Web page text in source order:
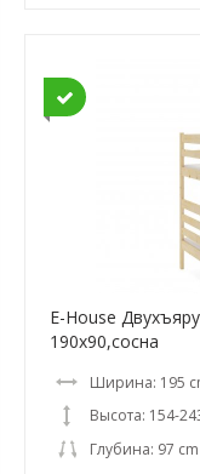
E-House
190x90,сосна
Ширина: 195
Высота: 154-
Глубина: 97 cm